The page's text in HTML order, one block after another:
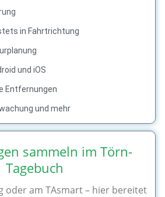
in Fahrtrichtung
und iOS
Entfernungen
und mehr
sammeln im Törn-
Tagebuch
oder am TAsmart – hier bereitet